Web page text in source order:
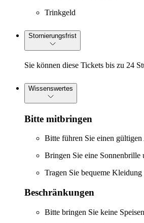
Trinkgeld
Stornierungsfrist
Sie können diese Tickets bis zu 24
Wissenswertes
Bitte mitbringen
Bitte führen Sie einen
Bringen Sie eine
Tragen Sie bequeme
Beschränkungen
Bitte bringen Sie keine